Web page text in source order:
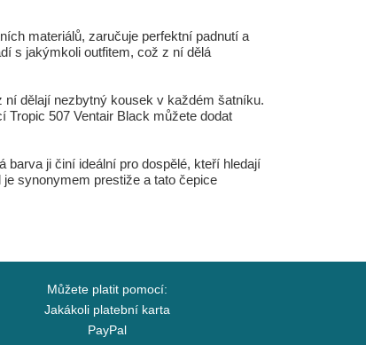
materiálů, zaručuje perfektní padnutí a
s jakýmkoli outfitem, což z ní dělá
ní dělají nezbytný kousek v každém šatníku.
507 Ventair Black můžete dodat
ji činí ideální pro dospělé, kteří hledají
synonymem prestiže a tato čepice
Můžete platit pomocí:
Jakákoli platební karta
PayPal